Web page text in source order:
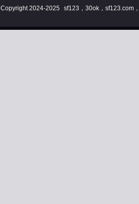
Copyright 2024-2025
sf123，30ok，sf123.com